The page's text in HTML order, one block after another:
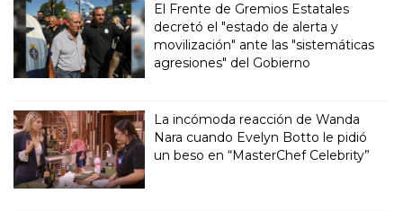
El Frente de Gremios Estatales
decretó el "estado de alerta y
movilización" ante las "sistemáticas
agresiones" del Gobierno
La incómoda reacción de Wanda
Nara cuando Evelyn Botto le pidió
un beso en “MasterChef Celebrity”